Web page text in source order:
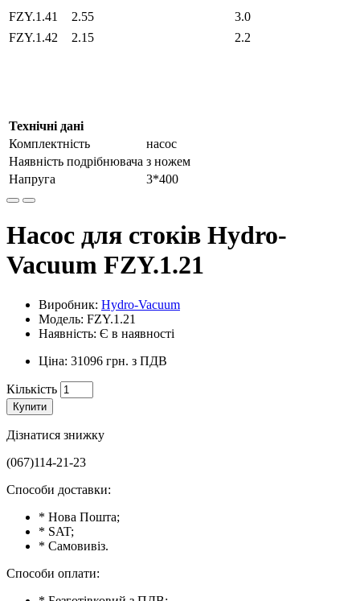
FZY.1.41
2.55
3.0
FZY.1.42
2.15 2.2
Технічні дані
Комплектність
насос
Наявність подрібнювача з ножем
Напруга
3*400
Насос для стоків Hydro-
Vacuum FZY.1.21
Виробник: Hydro-Vacuum
Модель: FZY.1.21
Наявність: Є в наявності
Ціна: 31096 грн. з ПДВ
Кількість
Купити
Дізнатися знижку
(067)114-21-23
Способи доставки:
* Нова Пошта;
* SAT;
* Самовивіз.
Способи оплати: